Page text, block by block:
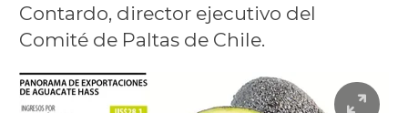
Contardo, director ejecutivo del
Comité de Paltas de Chile.